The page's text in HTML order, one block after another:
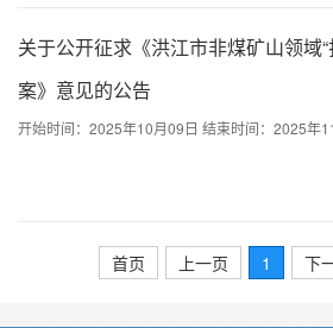
关于公开征求《洪江市非煤矿山领域
案》意见的公告
开始时间：2025年10月09日 结束时间：2025年
首页 上一页 1 下